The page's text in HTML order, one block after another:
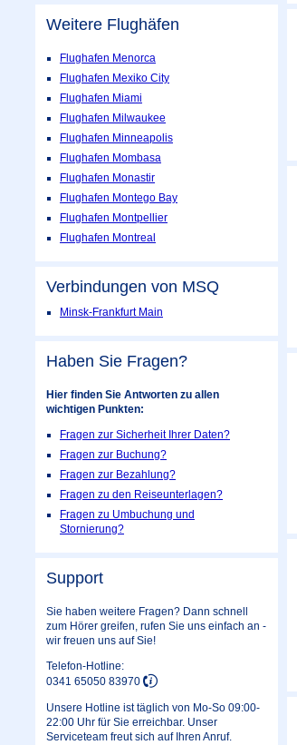
Weitere Flughäfen
Flughafen Menorca
Flughafen Mexiko City
Flughafen Miami
Flughafen Milwaukee
Flughafen Minneapolis
Flughafen Mombasa
Flughafen Monastir
Flughafen Montego Bay
Flughafen Montpellier
Flughafen Montreal
Verbindungen von MSQ
Minsk-Frankfurt Main
Haben Sie Fragen?
Hier finden Sie Antworten zu allen
wichtigen Punkten:
Fragen zur Sicherheit Ihrer Daten?
Fragen zur Buchung?
Fragen zur Bezahlung?
Fragen zu den Reiseunterlagen?
Fragen zu Umbuchung und
Stornierung?
Support
Sie haben weitere Fragen? Dann schnell
zum Hörer greifen, rufen Sie uns einfach an -
wir freuen uns auf Sie!
Telefon-Hotline:
0341 65050 83970
Unsere Hotline ist täglich von Mo-So 09:00-
22:00 Uhr für Sie erreichbar. Unser
Serviceteam freut sich auf Ihren Anruf.